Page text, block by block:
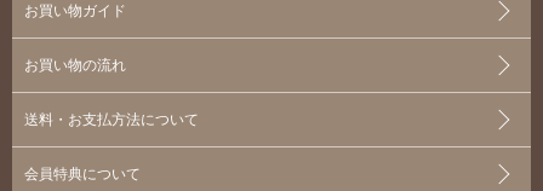
お買い物ガイド
お買い物の流れ
送料・お支払方法について
会員特典について